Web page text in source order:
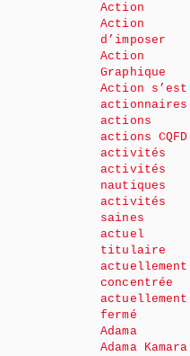
Action
Action
d’imposer
Action
Graphique
Action s’est
actionnaires
actions
actions CQFD
activités
activités
nautiques
activités
saines
actuel
titulaire
actuellement
concentrée
actuellement
fermé
Adama
Adama Kamara